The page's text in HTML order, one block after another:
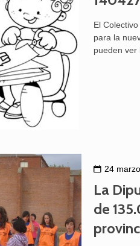
El
para la
pueden ver
24
La
de